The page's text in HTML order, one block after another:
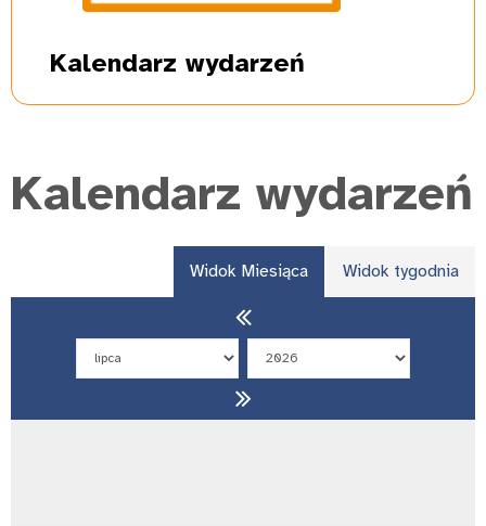
Kalendarz wydarzeń
Kalendarz wydarzeń
Widok Miesiąca Widok tygodnia